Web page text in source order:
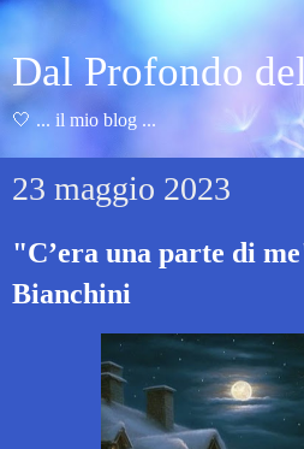
Dal Profondo
🤍 ... il mio blog ...
23 maggio 2023
"C’era una parte di
Bianchini